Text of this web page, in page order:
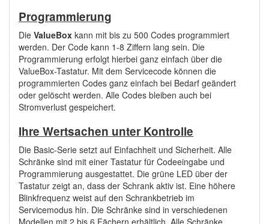
Programmierung
Die ValueBox kann mit bis zu 500 Codes programmiert
werden. Der Code kann 1-8 Ziffern lang sein. Die
Programmierung erfolgt hierbei ganz einfach über die
ValueBox-Tastatur. Mit dem Servicecode können die
programmierten Codes ganz einfach bei Bedarf geändert
oder gelöscht werden. Alle Codes bleiben auch bei
Stromverlust gespeichert.
Ihre Wertsachen unter Kontrolle
Die Basic-Serie setzt auf Einfachheit und Sicherheit. Alle
Schränke sind mit einer Tastatur für Codeeingabe und
Programmierung ausgestattet. Die grüne LED über der
Tastatur zeigt an, dass der Schrank aktiv ist. Eine höhere
Blinkfrequenz weist auf den Schrankbetrieb im
Servicemodus hin. Die Schränke sind in verschiedenen
Modellen mit 2 bis 6 Fächern erhältlich. Alle Schränke